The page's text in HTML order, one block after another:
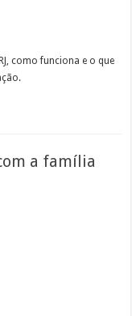
como funciona e o que
a família